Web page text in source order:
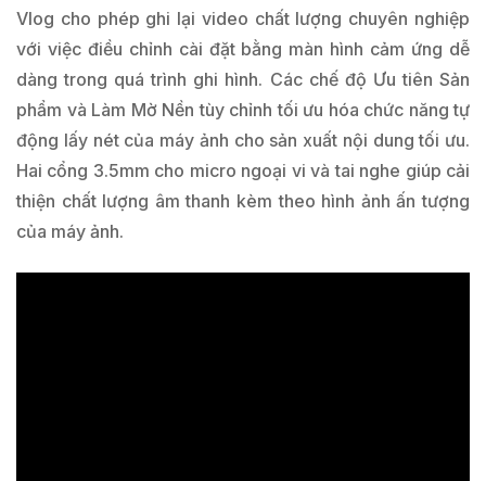
Vlog cho phép ghi lại video chất lượng chuyên nghiệp
với việc điều chỉnh cài đặt bằng màn hình cảm ứng dễ
dàng trong quá trình ghi hình. Các chế độ Ưu tiên Sản
phẩm và Làm Mờ Nền tùy chỉnh tối ưu hóa chức năng tự
động lấy nét của máy ảnh cho sản xuất nội dung tối ưu.
Hai cổng 3.5mm cho micro ngoại vi và tai nghe giúp cải
thiện chất lượng âm thanh kèm theo hình ảnh ấn tượng
của máy ảnh.